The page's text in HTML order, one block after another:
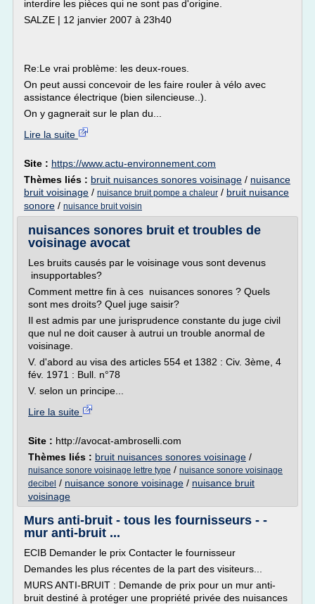
interdire les pièces qui ne sont pas d'origine.
SALZE | 12 janvier 2007 à 23h40
Re:Le vrai problème: les deux-roues.
On peut aussi concevoir de les faire rouler à vélo avec
assistance électrique (bien silencieuse..).
On y gagnerait sur le plan du...
Lire la suite
Site : https://www.actu-environnement.com
Thèmes liés : bruit nuisances sonores voisinage / nuisance
bruit voisinage / nuisance bruit pompe a chaleur / bruit nuisance
sonore / nuisance bruit voisin
nuisances sonores bruit et troubles de
voisinage avocat
Les bruits causés par le voisinage vous sont devenus
insupportables?
Comment mettre fin à ces nuisances sonores ? Quels
sont mes droits? Quel juge saisir?
Il est admis par une jurisprudence constante du juge civil
que nul ne doit causer à autrui un trouble anormal de
voisinage.
V. d'abord au visa des articles 554 et 1382 : Civ. 3ème, 4
fév. 1971 : Bull. n°78
V. selon un principe...
Lire la suite
Site : http://avocat-ambroselli.com
Thèmes liés : bruit nuisances sonores voisinage /
nuisance sonore voisinage lettre type / nuisance sonore voisinage
decibel / nuisance sonore voisinage / nuisance bruit
voisinage
Murs anti-bruit - tous les fournisseurs - -
mur anti-bruit ...
ECIB Demander le prix Contacter le fournisseur
Demandes les plus récentes de la part des visiteurs...
MURS ANTI-BRUIT : Demande de prix pour un mur anti-
bruit destiné à protéger une propriété privée des nuisances